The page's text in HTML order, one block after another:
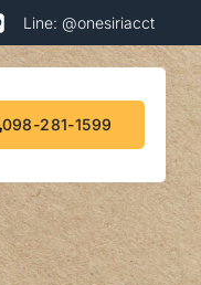
Line: @onesiriacct
098-281-1599